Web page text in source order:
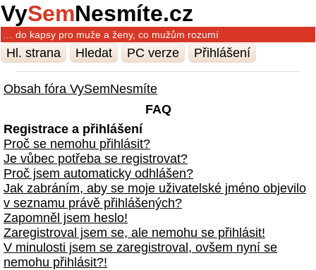
VySemNesmíte.cz
… do kapsy pro muže a ženy, co mužům rozumí
Hl. strana Hledat PC verze Přihlášení
Obsah fóra VySemNesmíte
FAQ
Registrace a přihlášení
Proč se nemohu přihlásit?
Je vůbec potřeba se registrovat?
Proč jsem automaticky odhlášen?
Jak zabráním, aby se moje uživatelské jméno objevilo
v seznamu právě přihlášených?
Zapomněl jsem heslo!
Zaregistroval jsem se, ale nemohu se přihlásit!
V minulosti jsem se zaregistroval, ovšem nyní se
nemohu přihlásit?!